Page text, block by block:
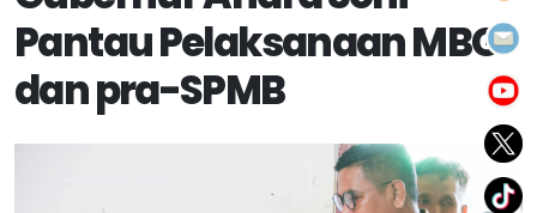
Pantau Pelaksanaan MBG
dan pra-SPMB